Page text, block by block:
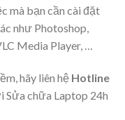
mà bạn cần cài đặt
như Photoshop,
Media Player, …
hãy liên hệ Hotline
chữa Laptop 24h